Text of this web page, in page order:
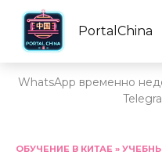
PortalChina
WhatsApp временно
ОБУЧЕНИЕ В КИТАЕ »